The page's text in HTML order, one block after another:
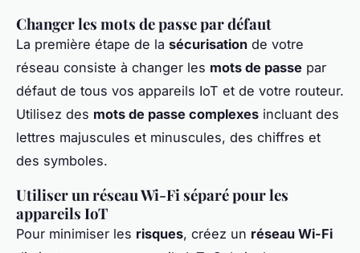
Changer les mots de passe par défaut
La première étape de la sécurisation de votre
réseau consiste à changer les mots de passe par
défaut de tous vos appareils IoT et de votre routeur.
Utilisez des mots de passe complexes incluant des
lettres majuscules et minuscules, des chiffres et
des symboles.
Utiliser un réseau Wi-Fi séparé pour les
appareils IoT
Pour minimiser les risques, créez un réseau Wi-Fi